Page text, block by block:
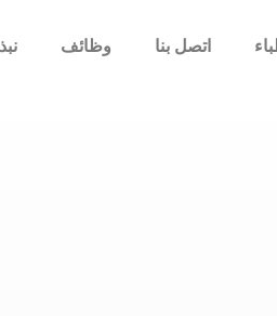
اتصل بنا وظائف